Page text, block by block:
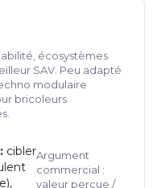
écosystèmes
SAV. Peu adapté
modulaire
bricoleurs
ciblerArgument
commercial :
valeur perçue /